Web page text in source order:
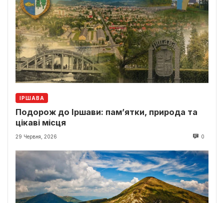
ІРШАВА
Подорож до Іршави: пам’ятки, природа та
цікаві місця
29 Червня, 2026 0